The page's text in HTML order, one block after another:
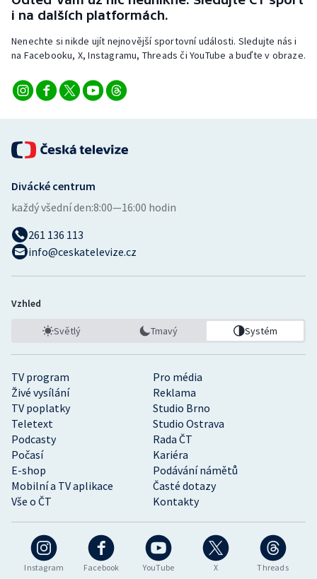
Veslování
Vodní slalom
Volejbal
i na dalších platformách.
Nenechte si nikde ujít nejnovější sportovní události. Sledujte nás i
na Facebooku, X, Instagramu, Threads či YouTube a buďte v obraze.
Instagram Facebook YouTube X Threads
TV program
Pro média
Živé vysílání
Reklama
TV poplatky
Studio Brno
Teletext
Studio Ostrava
Podcasty
Rada ČT
Počasí
Kariéra
E-shop
Podávání námětů
Mobilní a TV aplikace
Časté dotazy
Vše o ČT
Kontakty
Divácké centrum
každý všední den:8:00—16:00 hodin
261 136 113
info@ceskatelevize.cz
Vzhled
Světlý Tmavý Systém